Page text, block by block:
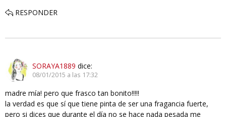
RESPONDER
SORAYA1889 dice:
08/01/2015 a las 17:32
madre mía! pero que frasco tan bonito!!!!!
la verdad es que sí que tiene pinta de ser una fragancia fuerte,
pero si dices que durante el día no se hace nada pesada me